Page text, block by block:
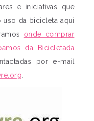
e iniciativas que
uso da bicicleta aqui
onde comprar
da Bicicletada
por e-mail